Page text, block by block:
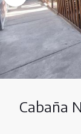
Cabaña